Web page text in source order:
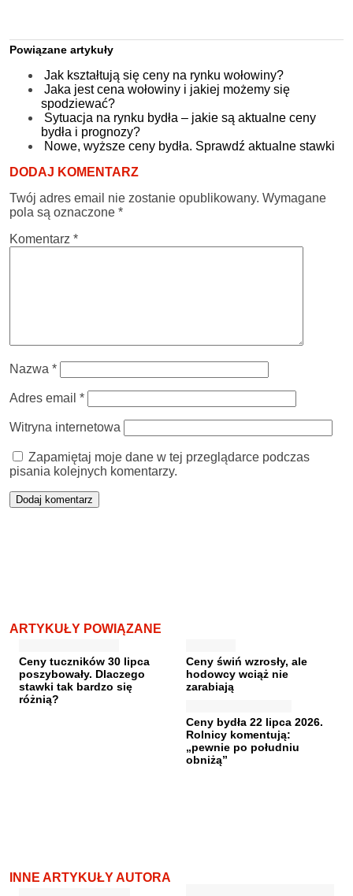
Powiązane artykuły
Jak kształtują się ceny na rynku wołowiny?
Jaka jest cena wołowiny i jakiej możemy się
spodziewać?
Sytuacja na rynku bydła – jakie są aktualne ceny
bydła i prognozy?
Nowe, wyższe ceny bydła. Sprawdź aktualne stawki
DODAJ KOMENTARZ
Twój adres email nie zostanie opublikowany. Wymagane
pola są oznaczone *
Komentarz *
Nazwa *
Adres email *
Witryna internetowa
Zapamiętaj moje dane w tej przeglądarce podczas
pisania kolejnych komentarzy.
ARTYKUŁY POWIĄZANE
Ceny tuczników 30 lipca
poszybowały. Dlaczego
stawki tak bardzo się
różnią?
Ceny świń wzrosły, ale
hodowcy wciąż nie
zarabiają
Ceny bydła 22 lipca 2026.
Rolnicy komentują:
„pewnie po południu
obniżą”
INNE ARTYKUŁY AUTORA